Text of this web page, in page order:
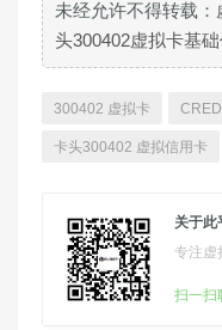
未经允许不得转载：
头300402虚拟卡基础
300402 虚拟卡
卡头300402 虚拟信用卡
关于此
专注虚
扫一扫